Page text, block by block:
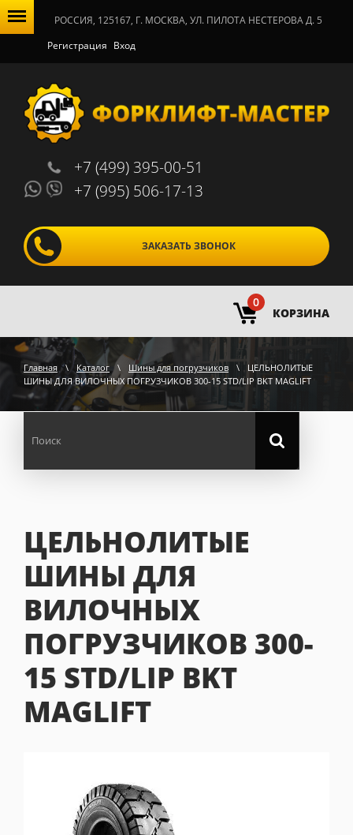
РОССИЯ, 125167, Г. МОСКВА, УЛ. ПИЛОТА НЕСТЕРОВА Д. 5
Регистрация Вход
+7 (499) 395-00-51
+7 (995) 506-17-13
ЗАКАЗАТЬ ЗВОНОК
0
КОРЗИНА
Главная \ Каталог \ Шины для погрузчиков \
ЦЕЛЬНОЛИТЫЕ
ШИНЫ ДЛЯ ВИЛОЧНЫХ ПОГРУЗЧИКОВ 300-15 STD/LIP BKT MAGLIFT
ЦЕЛЬНОЛИТЫЕ
ШИНЫ ДЛЯ
ВИЛОЧНЫХ
ПОГРУЗЧИКОВ 300-
15 STD/LIP BKT
MAGLIFT